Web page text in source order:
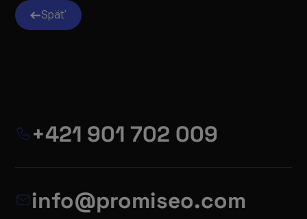
Späť
+421 901 702 009
info@promiseo.com